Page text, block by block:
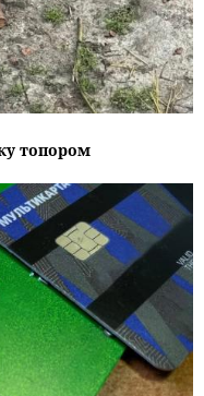
топором